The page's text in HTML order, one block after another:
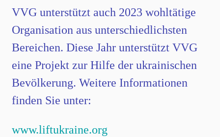
VVG unterstützt auch 2023 wohltätige
Organisation aus unterschiedlichsten
Bereichen. Diese Jahr unterstützt VVG
eine Projekt zur Hilfe der ukrainischen
Bevölkerung. Weitere Informationen
finden Sie unter:
www.liftukraine.org